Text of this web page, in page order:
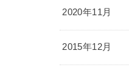
2020年11月
2015年12月